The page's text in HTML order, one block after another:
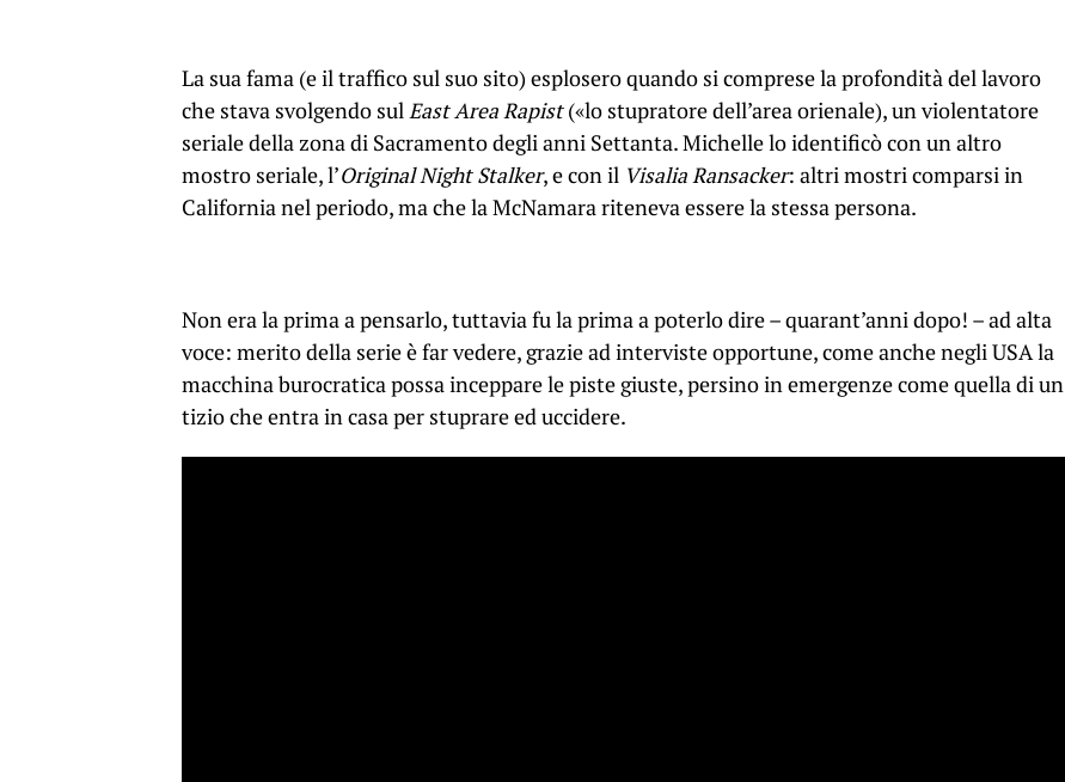
La sua fama (e il traffico sul suo sito) esplosero quando si comprese la profondità del lavoro
che stava svolgendo sulEast Area Rapist(«lo stupratore dell’area orienale), un violentatore
seriale della zona di Sacramento degli anni Settanta. Michelle lo identificò con un altro
mostro seriale, l’Original Night Stalker, e con il Visalia Ransacker: altri mostri comparsi in
California nel periodo, ma che la McNamara riteneva essere la stessa persona.
Non era la prima a pensarlo, tuttavia fu la prima a poterlo dire – quarant’anni dopo! – ad alta
voce: merito della serie è far vedere, grazie ad interviste opportune, come anche negli USA la
macchina burocratica possa inceppare le piste giuste, persino in emergenze come quella di un
tizio che entra in casa per stuprare ed uccidere.